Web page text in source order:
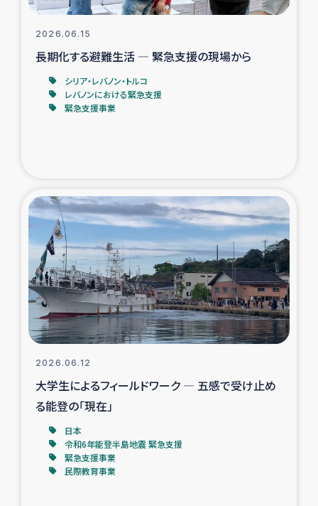
インターン・ボランティア日誌
居場所づくり
ガザ地区での公園の緑化を通じた支援事業
ガザ地区における被災住民への緊急支援
ガザ地区酪農を通した女性グループの生計支援
ふりかけ普及と食生活改善による栄養改善事業
フェアトレード事業
緊急支援事業
2026.06.15
長期化する避難生活 ― 緊急支援の現場から
シリア・レバノン・トルコ
レバノンにおける緊急支援
緊急支援事業
2026.06.12
大学生によるフィールドワーク ― 五感で受け止め
る能登の「現在」
日本
令和6年能登半島地震 緊急支援
緊急支援事業
民際教育事業